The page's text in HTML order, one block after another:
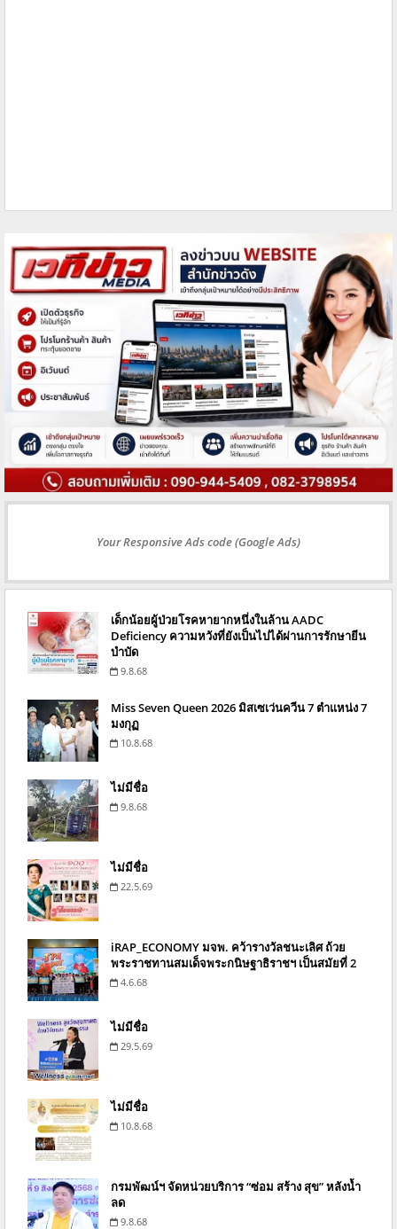
Your Responsive Ads code (Google Ads)
เด็กน้อยผู้ป่วยโรคหายากหนึ่งในล้าน AADC
Deficiency ความหวังที่ยังเป็นไปได้ผ่านการรักษายีน
บำบัด
9.8.68
Miss Seven Queen 2026 มิสเซเว่นควีน 7 ตำแหน่ง 7
มงกุฏ
10.8.68
ไม่มีชื่อ
9.8.68
ไม่มีชื่อ
22.5.69
iRAP_ECONOMY มจพ. คว้ารางวัลชนะเลิศ ถ้วย
พระราชทานสมเด็จพระกนิษฐาธิราชฯ เป็นสมัยที่ 2
4.6.68
ไม่มีชื่อ
29.5.69
ไม่มีชื่อ
10.8.68
กรมพัฒน์ฯ จัดหน่วยบริการ “ซ่อม สร้าง สุข” หลังน้ำ
ลด
9.8.68